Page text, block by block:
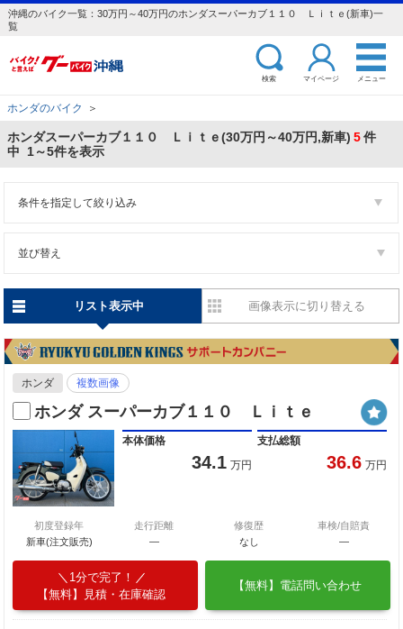
沖縄のバイク一覧：30万円～40万円のホンダスーパーカブ１１０ Ｌｉｔｅ(新車)一
覧
検索 マイページ メニュー
ホンダのバイク ＞
ホンダスーパーカブ１１０ Ｌｉｔｅ(30万円～40万円,新車) 5件
中 1～5件を表示
条件を指定して絞り込み
並び替え
リスト表示中 画像表示に切り替える
ホンダ 複数画像
ホンダ スーパーカブ１１０ Ｌｉｔｅ
本体価格
34.1 万円
支払総額
36.6 万円
初度登録年
新車(注文販売)
走行距離
―
修復歴
なし
車検/自賠責
―
1分で完了！
【無料】見積・在庫確認
【無料】電話問い合わせ